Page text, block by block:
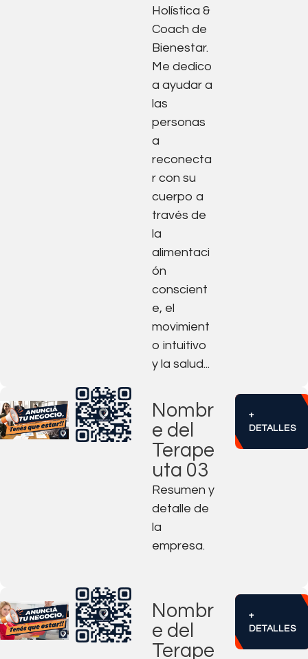
Holística &
Coach de
Bienestar.
Me dedico
a ayudar a
las
personas
a
reconecta
r con su
cuerpo a
través de
la
alimentaci
ón
conscient
e, el
movimient
o intuitivo
y la salud...
Nombr
e del
Terape
uta 03
Resumen y
detalle de
la
empresa.
+
DETALLES
Nombr
e del
Terape
+
DETALLES